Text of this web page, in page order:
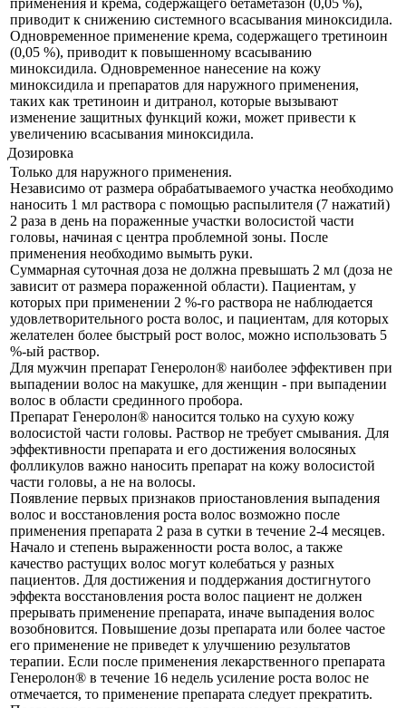
применения и крема, содержащего бетаметазон (0,05 %),
приводит к снижению системного всасывания миноксидила.
Одновременное применение крема, содержащего третиноин
(0,05 %), приводит к повышенному всасыванию
миноксидила. Одновременное нанесение на кожу
миноксидила и препаратов для наружного применения,
таких как третиноин и дитранол, которые вызывают
изменение защитных функций кожи, может привести к
увеличению всасывания миноксидила.
Дозировка
Только для наружного применения.
Независимо от размера обрабатываемого участка необходимо
наносить 1 мл раствора с помощью распылителя (7 нажатий)
2 раза в день на пораженные участки волосистой части
головы, начиная с центра проблемной зоны. После
применения необходимо вымыть руки.
Суммарная суточная доза не должна превышать 2 мл (доза не
зависит от размера пораженной области). Пациентам, у
которых при применении 2 %-го раствора не наблюдается
удовлетворительного роста волос, и пациентам, для которых
желателен более быстрый рост волос, можно использовать 5
%-ый раствор.
Для мужчин препарат Генеролон® наиболее эффективен при
выпадении волос на макушке, для женщин - при выпадении
волос в области срединного пробора.
Препарат Генеролон® наносится только на сухую кожу
волосистой части головы. Раствор не требует смывания. Для
эффективности препарата и его достижения волосяных
фолликулов важно наносить препарат на кожу волосистой
части головы, а не на волосы.
Появление первых признаков приостановления выпадения
волос и восстановления роста волос возможно после
применения препарата 2 раза в сутки в течение 2-4 месяцев.
Начало и степень выраженности роста волос, а также
качество растущих волос могут колебаться у разных
пациентов. Для достижения и поддержания достигнутого
эффекта восстановления роста волос пациент не должен
прерывать применение препарата, иначе выпадения волос
возобновится. Повышение дозы препарата или более частое
его применение не приведет к улучшению результатов
терапии. Если после применения лекарственного препарата
Генеролон® в течение 16 недель усиление роста волос не
отмечается, то применение препарата следует прекратить.